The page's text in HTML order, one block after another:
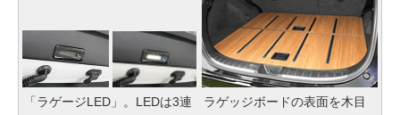
「ラゲージLED」。LEDは3連
ラゲッジボードの表面を木目